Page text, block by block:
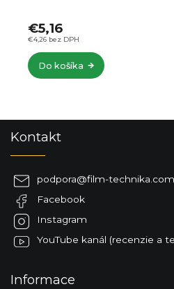
Kontakt
podpora@film-technika.com
Facebook
Instagram
YouTube kanál (recenzie a
Informace